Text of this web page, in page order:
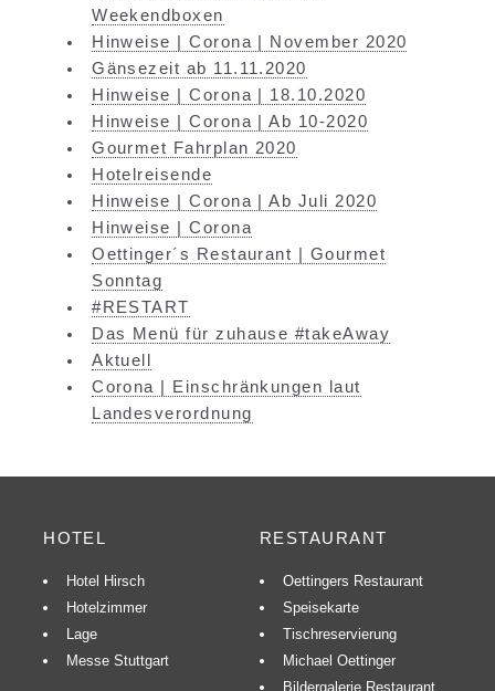
Weekendboxen
Hinweise | Corona | November 2020
Gänsezeit ab 11.11.2020
Hinweise | Corona | 18.10.2020
Hinweise | Corona | Ab 10-2020
Gourmet Fahrplan 2020
Hotelreisende
Hinweise | Corona | Ab Juli 2020
Hinweise | Corona
Oettinger´s Restaurant | Gourmet
Sonntag
#RESTART
Das Menü für zuhause #takeAway
Aktuell
Corona | Einschränkungen laut
Landesverordnung
HOTEL
Hotel Hirsch
Hotelzimmer
Lage
Messe Stuttgart
RESTAURANT
Oettingers Restaurant
Speisekarte
Tischreservierung
Michael Oettinger
Bildergalerie Restaurant